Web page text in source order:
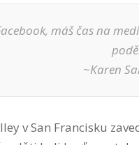
máš čas na
~Karen
v San Francisku